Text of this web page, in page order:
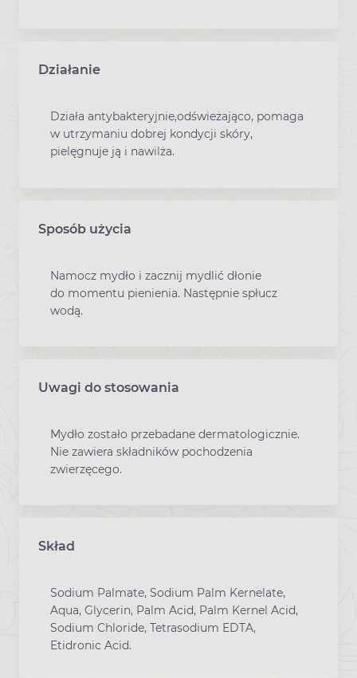
Działanie
Działa antybakteryjnie,odświeżająco, pomaga
w utrzymaniu dobrej kondycji skóry,
pielęgnuje ją i nawilża.
Sposób użycia
Namocz mydło i zacznij mydlić dłonie
do momentu pienienia. Następnie spłucz
wodą.
Uwagi do stosowania
Mydło zostało przebadane dermatologicznie.
Nie zawiera składników pochodzenia
zwierzęcego.
Skład
Sodium Palmate, Sodium Palm Kernelate,
Aqua, Glycerin, Palm Acid, Palm Kernel Acid,
Sodium Chloride, Tetrasodium EDTA,
Etidronic Acid.